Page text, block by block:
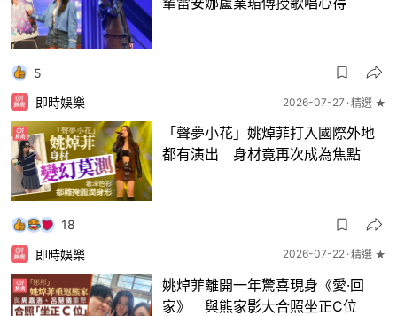
5
即時娛樂
2026-07-27 精選 ★
「聲夢小花」姚焯菲打入國際外地
都有演出 身材竟再次成為焦點
18
即時娛樂
2026-07-22 精選 ★
姚焯菲離開一年驚喜現身《愛·回
家》 與熊家影大合照坐正C位